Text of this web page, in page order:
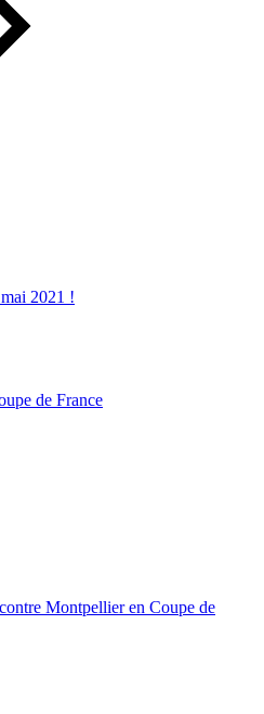
2021 !
de France
Montpellier en Coupe de